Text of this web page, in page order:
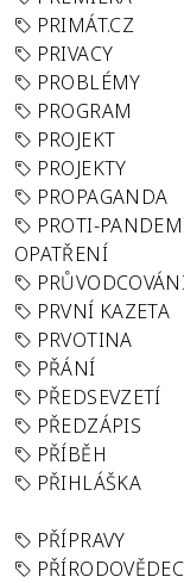
PRIMÁT.CZ
PRIVACY
PROBLÉMY
PROGRAM
PROJEKT
PROJEKTY
PROPAGANDA
PROTI-
OPATŘENÍ
PRVNÍ KAZETA
PRVOTINA
PŘÁNÍ
PŘEDSEVZETÍ
PŘEDZÁPIS
PŘÍBĚH
PŘIHLÁŠKA
PŘÍPRAVY